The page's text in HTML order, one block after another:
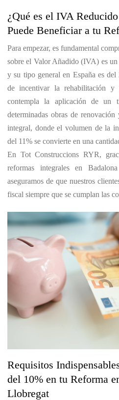
¿Qué es el IVA
Puede Beneficiar a tu
Para empezar, es fundamental
sobre el Valor Añadido (IVA) es
y su tipo general en España es
de incentivar la rehabilitación
contempla la aplicación de un
determinadas obras de
integral, donde el volumen de la
del 11% se convierte en una
En Tot Construccions RYR,
reformas integrales en
aseguramos de que nuestros
fiscal siempre que se cumplan las
Requisitos
del 10% en tu Reforma
Llobregat